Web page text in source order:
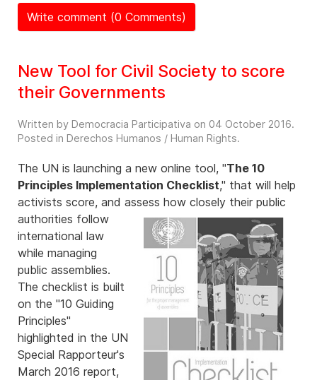
Write comment (0 Comments)
New Tool for Civil Society to score
their Governments
Written by Democracia Participativa on 04 October 2016.
Posted in Derechos Humanos / Human Rights.
The UN is launching a new online tool, "The 10
Principles Implementation Checklist," that will help
activists score, and assess how closely their public
authorities follow
international law
while managing
public assemblies.
The checklist is built
on the "10 Guiding
Principles"
highlighted in the UN
Special Rapporteur's
March 2016 report,